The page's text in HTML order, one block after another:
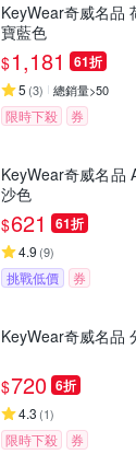
KeyWear奇威名品
寶藍色
$1,181 61折
5 (3) 總銷量>50
限時下殺 券
KeyWear奇威名品
沙色
$621 61折
4.9 (9)
挑戰低價 券
KeyWear奇威名品
$720 6折
4.3 (1)
限時下殺 券